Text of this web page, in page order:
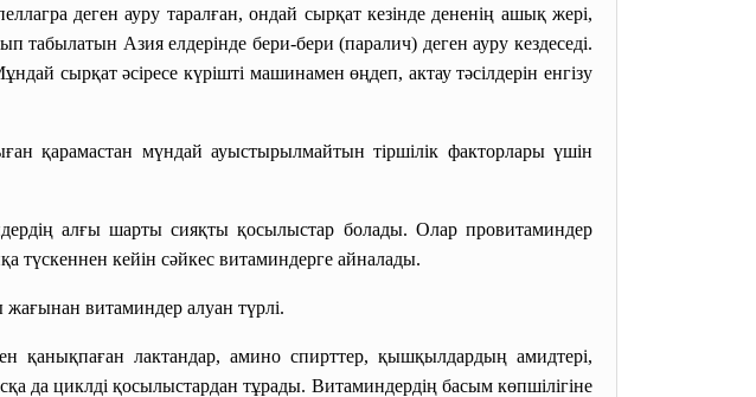
деген ауру таралған, ондай сырқат кезінде дененің ашық жері,
табылатын Азия елдерінде бери-бери (паралич) деген ауру кездеседі.
сырқат әсіресе күрішті машинамен өңдеп, актау тәсілдерін енгізу
қарамастан мүндай ауыстырылмайтын тіршілік факторлары үшін
алғы шарты сияқты қосылыстар болады. Олар провитаминдер
түскеннен кейін сәйкес витаминдерге айналады.
витаминдер алуан түрлі.
лактандар, амино спирттер, қышқылдардың амидтері,
да циклді қосылыстардан тұрады. Витаминдердің басым көпшілігіне